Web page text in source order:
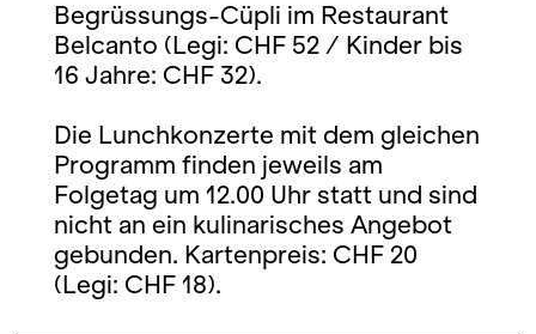
Begrüssungs-Cüpli im Restaurant
Belcanto (Legi: CHF 52 / Kinder bis
16 Jahre: CHF 32).
Die Lunchkonzerte mit dem gleichen
Programm finden jeweils am
Folgetag um 12.00 Uhr statt und sind
nicht an ein kulinarisches Angebot
gebunden. Kartenpreis: CHF 20
(Legi: CHF 18).